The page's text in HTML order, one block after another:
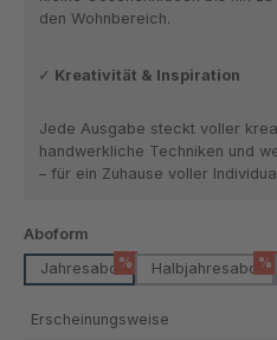
den Wohnbereich.
Kreativität & Inspiration
Jede Ausgabe steckt voller
handwerkliche Techniken und
– für ein Zuhause voller
Aboform
Jahresabo % Halbjahresabo %
Erscheinungsweise